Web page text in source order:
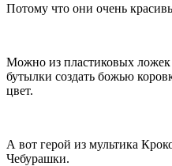
Потому что они очень
Можно из пластиковых ложек
бутылки создать божью
цвет.
А вот герой из мультика
Чебурашки.